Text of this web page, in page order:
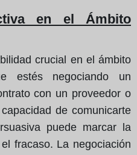
en el Ámbito
crucial en el ámbito
estés negociando un
con un proveedor o
de comunicarte
puede marcar la
fracaso. La negociación